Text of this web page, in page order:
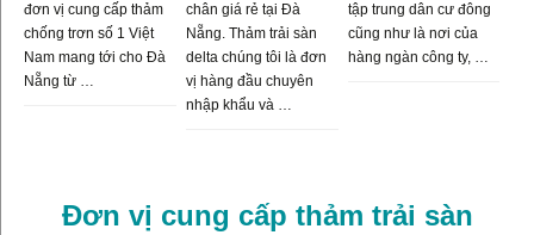
đơn vị cung cấp thảm
chống trơn số 1 Việt
Nam mang tới cho Đà
Nẵng từ …
chân giá rẻ tại Đà
Nẵng. Thảm trải sàn
delta chúng tôi là đơn
vị hàng đầu chuyên
nhập khẩu và …
tập trung dân cư đông
cũng như là nơi của
hàng ngàn công ty, …
Đơn vị cung cấp thảm trải sàn